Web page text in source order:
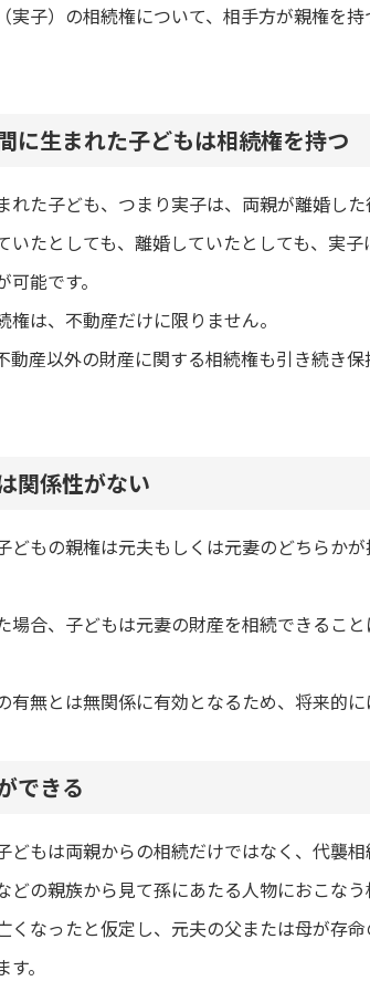
実子）の相続権について、相手方が親権を
に生まれた子どもは相続権を持つ
れた子ども、つまり実子は、両親が離婚し
いたとしても、離婚していたとしても、実
能です。
は、不動産だけに限りません。
動産以外の財産に関する相続権も引き続き
関係性がない
どもの親権は元夫もしくは元妻のどちらか
場合、子どもは元妻の財産を相続できるこ
有無とは無関係に有効となるため、将来的
できる
どもは両親からの相続だけではなく、代襲相
の親族から見て孫にあたる人物におこなう
くなったと仮定し、元夫の父または母が存
。